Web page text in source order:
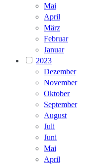
Mai
April
März
Februar
Januar
2023
Dezember
November
Oktober
September
August
Juli
Juni
Mai
April